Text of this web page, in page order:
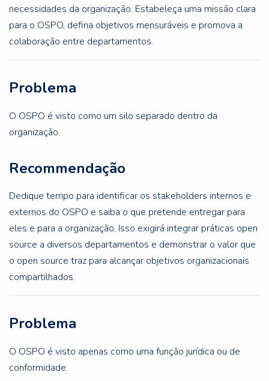
necessidades da organização. Estabeleça uma missão clara
para o OSPO, defina objetivos mensuráveis e promova a
colaboração entre departamentos.
Problema
O OSPO é visto como um silo separado dentro da
organização.
Recommendação
Dedique tempo para identificar os stakeholders internos e
externos do OSPO e saiba o que pretende entregar para
eles e para a organização. Isso exigirá integrar práticas open
source a diversos departamentos e demonstrar o valor que
o open source traz para alcançar objetivos organizacionais
compartilhados.
Problema
O OSPO é visto apenas como uma função jurídica ou de
conformidade.